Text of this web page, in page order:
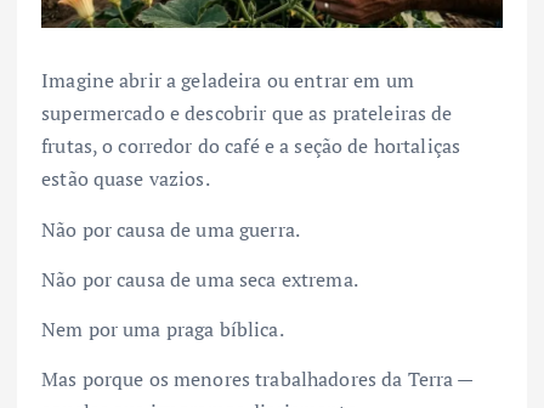
Imagine abrir a geladeira ou entrar em um
supermercado e descobrir que as prateleiras de
frutas, o corredor do café e a seção de hortaliças
estão quase vazios.
Não por causa de uma guerra.
Não por causa de uma seca extrema.
Nem por uma praga bíblica.
Mas porque os menores trabalhadores da Terra —